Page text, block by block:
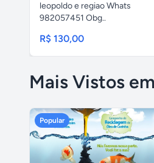
leopoldo e regiao Whats
982057451 Obg..
R$ 130,00
Mais Vistos
Popular